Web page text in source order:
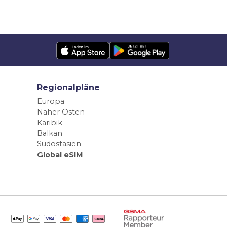
Regionalpläne
Europa
Naher Osten
Karibik
Balkan
Südostasien
Global eSIM